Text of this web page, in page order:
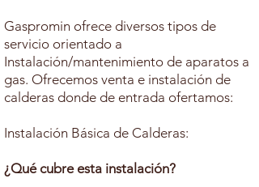
Gaspromin ofrece diversos tipos de
servicio orientado a
Instalación/mantenimiento de aparatos a
gas. Ofrecemos venta e instalación de
calderas donde de entrada ofertamos:
Instalación Básica de Calderas:
¿Qué cubre esta instalación?